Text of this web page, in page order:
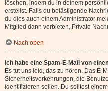
löschen, indem du in deinem
erstellst. Falls du belästigende
du dies auch einem Administrator
Mitglied dann verbieten, Private
Nach oben
Ich habe eine Spam-E-Mail von
Es tut uns leid, das zu hören. Das E-
Sicherheitsvorkehrungen, die
identifizieren sollen. Du solltest